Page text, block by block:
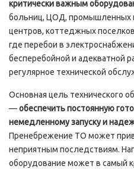
критически важным
больниц, ЦОД, промышленных
центров, коттеджных
где перебои в
бесперебойной и адекватной
регулярное технической
Основная цель технического
—обеспечить постоянную
немедленному запуску и
Пренебрежение ТО может
неприятным последствиям.
оборудование может в самый